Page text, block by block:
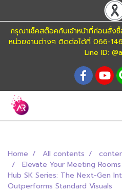
กรุณาเช็คสต๊อคกับเจ้าหน้าที่ก่อนสั่ง
หน่วยงานต่างๆ ติดต่อได้ที่ 066-
Line ID:
Home All contents
Elevate Your Meeting
Hub SK Series: The Next-Gen
Outperforms Standard Visuals